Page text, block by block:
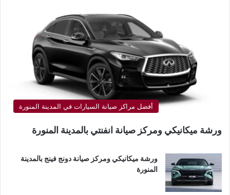
أفضل مراكز صيانة السيارات في المدينة المنورة
ورشة ميكانيكي ومركز صيانة انفنتي بالمدينة المنورة
ورشة ميكانيكي ومركز صيانة دونج فينج بالمدينة
المنورة